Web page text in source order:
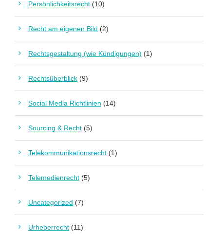
Persönlichkeitsrecht (10)
Recht am eigenen Bild (2)
Rechtsgestaltung (wie Kündigungen) (1)
Rechtsüberblick (9)
Social Media Richtlinien (14)
Sourcing & Recht (5)
Telekommunikationsrecht (1)
Telemedienrecht (5)
Uncategorized (7)
Urheberrecht (11)